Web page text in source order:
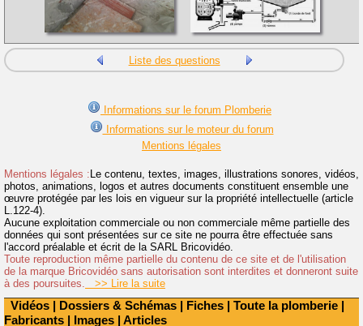
Vidéos | Dossiers & Schémas | Fiches | Toute la plomberie |
Fabricants | Images | Articles
Liste des questions
Informations sur le forum Plomberie
Informations sur le moteur du forum
Mentions légales
Mentions légales :Le contenu, textes, images, illustrations sonores, vidéos,
photos, animations, logos et autres documents constituent ensemble une
œuvre protégée par les lois en vigueur sur la propriété intellectuelle (article
L.122-4).
Aucune exploitation commerciale ou non commerciale même partielle des
données qui sont présentées sur ce site ne pourra être effectuée sans
l'accord préalable et écrit de la SARL Bricovidéo.
Toute reproduction même partielle du contenu de ce site et de l'utilisation
de la marque Bricovidéo sans autorisation sont interdites et donneront suite
à des poursuites.
>> Lire la suite